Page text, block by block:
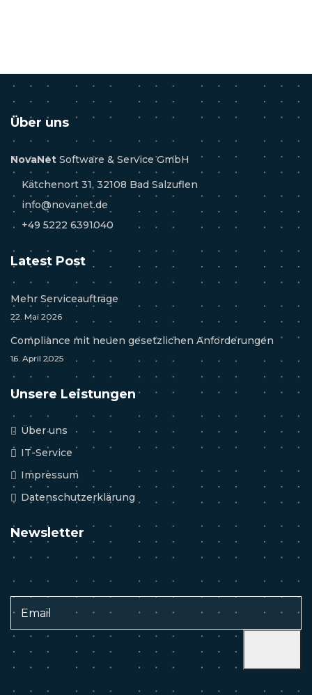
Über uns
NovaNet Software & Service GmbH
Kätchenort 31, 32108 Bad Salzuflen
info@novanet.de
+49 5222 6391040
Latest Post
Mehr Serviceaufträge
22. Mai 2026
Compliance mit neuen gesetzlichen Anforderungen
16. April 2025
Unsere Leistungen
Über uns
IT-Service
Impressum
Datenschutzerklärung
Newsletter